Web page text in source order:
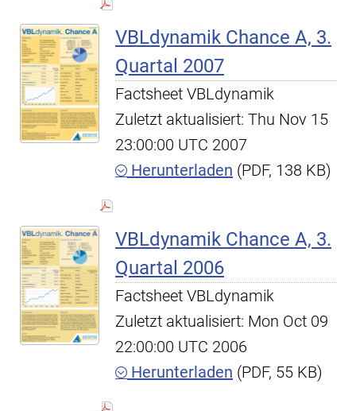
VBLdynamik Chance A, 3.
Quartal 2007
Factsheet VBLdynamik
Zuletzt aktualisiert: Thu Nov 15
23:00:00 UTC 2007
Herunterladen (PDF, 138 KB)
VBLdynamik Chance A, 3.
Quartal 2006
Factsheet VBLdynamik
Zuletzt aktualisiert: Mon Oct 09
22:00:00 UTC 2006
Herunterladen (PDF, 55 KB)